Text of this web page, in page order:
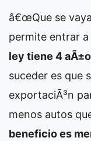
â€œQue se
permite entrar
ley tiene 4
suceder es que
exportaciÃ³n
menos autos
beneficio es